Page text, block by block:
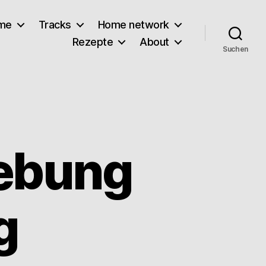
Tracks
Home network
Rezepte
About
Suchen